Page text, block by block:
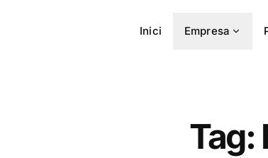
Inici Empresa
Tag: